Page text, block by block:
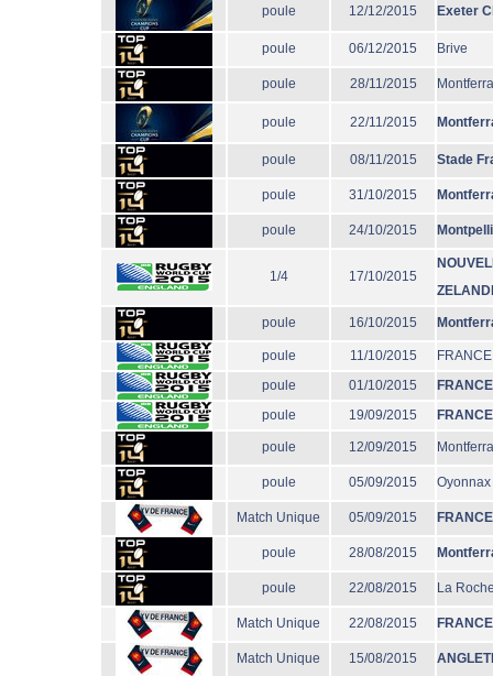
poule 12/12/2015 Exeter
poule 06/12/2015 Brive
poule 28/11/2015
poule 22/11/2015
poule 08/11/2015 Stade
poule 31/10/2015
poule 24/10/2015
1/4 17/10/2015
poule 16/10/2015
poule 11/10/2015
FRANCE
poule
01/10/2015
FRANCE
poule
19/09/2015 FRANCE
poule 12/09/2015
poule 05/09/2015 Oyonnax
Match Unique 05/09/2015 FRANCE
poule 28/08/2015
poule 22/08/2015 La
Match Unique 22/08/2015 FRANCE
Match Unique 15/08/2015